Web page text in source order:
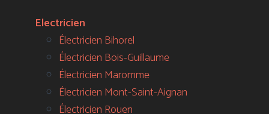
Electricien
Électricien Bihorel
Électricien Bois-Guillaume
Électricien Maromme
Électricien Mont-Saint-Aignan
Électricien Rouen